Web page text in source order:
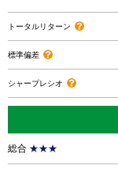
トータルリターン
標準偏差
シャープレシオ
総合 ★★★